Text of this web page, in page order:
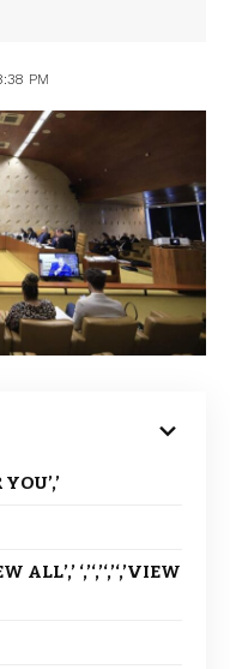
PM
ALL’,’ ‘,’‘,’‘,’‘,’VIEW